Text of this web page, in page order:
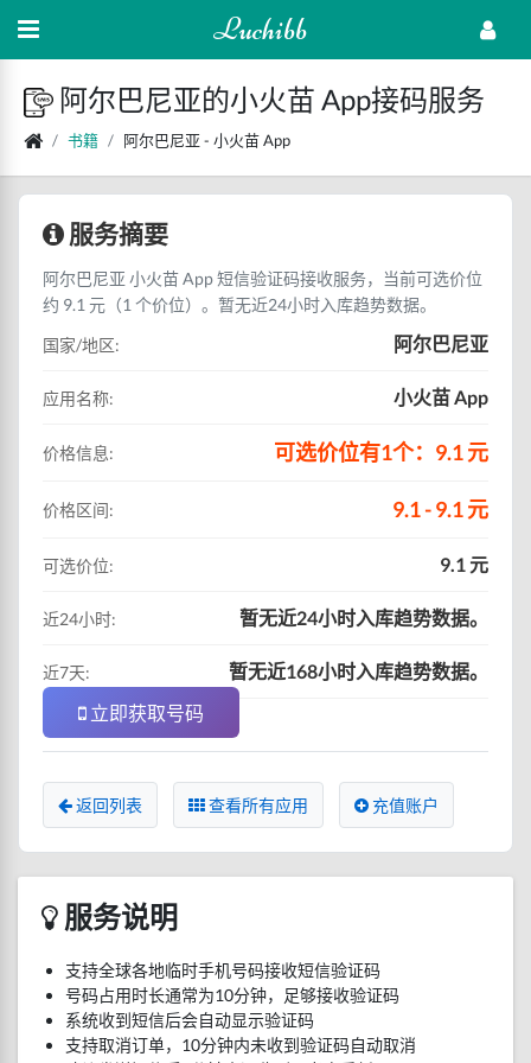
Luchibb
阿尔巴尼亚的小火苗 App接码服务
书籍 阿尔巴尼亚 - 小火苗 App
服务摘要
阿尔巴尼亚 小火苗 App 短信验证码接收服务，当前可选价位
约 9.1 元（1 个价位）。暂无近24小时入库趋势数据。
国家/地区:
阿尔巴尼亚
应用名称: 小火苗 App
价格信息: 可选价位有1个：9.1 元
价格区间: 9.1 - 9.1 元
可选价位: 9.1 元
近24小时: 暂无近24小时入库趋势数据。
近7天:
暂无近168小时入库趋势数据。
立即获取号码
返回列表 查看所有应用 充值账户
服务说明
支持全球各地临时手机号码接收短信验证码
号码占用时长通常为10分钟，足够接收验证码
系统收到短信后会自动显示验证码
支持取消订单，10分钟内未收到验证码自动取消